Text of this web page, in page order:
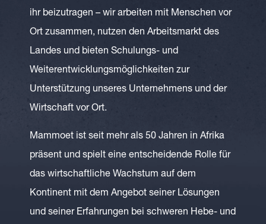
ihr beizutragen – wir arbeiten mit Menschen vor
Ort zusammen, nutzen den Arbeitsmarkt des
Landes und bieten Schulungs- und
Weiterentwicklungsmöglichkeiten zur
Unterstützung unseres Unternehmens und der
Wirtschaft vor Ort.
Mammoet ist seit mehr als 50 Jahren in Afrika
präsent und spielt eine entscheidende Rolle für
das wirtschaftliche Wachstum auf dem
Kontinent mit dem Angebot seiner Lösungen
und seiner Erfahrungen bei schweren Hebe- und